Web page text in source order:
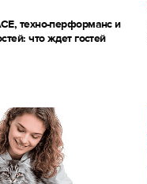
техно-перформанс и
что ждет гостей